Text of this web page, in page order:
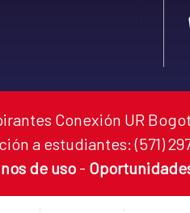
Conexión UR
a estudiantes: (571)
de uso -